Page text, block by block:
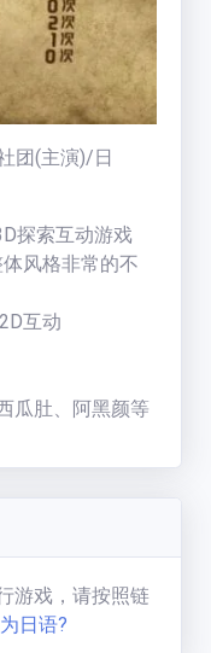
团(主演)/日
探索互动游戏
风格非常的不
互动
瓜肚、阿黑颜等
，从怀胎到生产
，绝对是值得大
的丰富H事件！
级丰富的壬辰玩
游戏，请按照链
日语?